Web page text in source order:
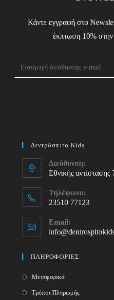
Κάντε εγγραφή στο
έκπτωση 10% στην
Δεντρόσπιτο Kids
Διεύθυνση:
Εθνικής
Τηλέφωνο:
23510 77123
in
Email:
ΠΛΗΡΟΦΟΡΙΕΣ
Μεταφορικά
Τρόποι Πληρωμής